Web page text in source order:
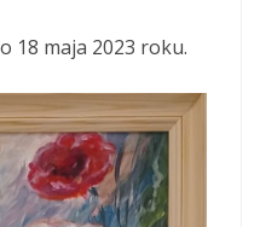
18 maja 2023 roku.